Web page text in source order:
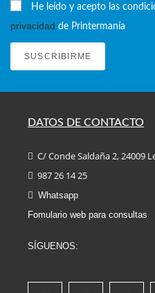
He leído y acepto las
privacidad de Printermanía
SUSCRIBIRME
DATOS DE CONTACTO
C/ Conde Saldaña 2, 24009
987 26 14 25
Whatsapp
Fomulario web para consultas
SÍGUENOS: